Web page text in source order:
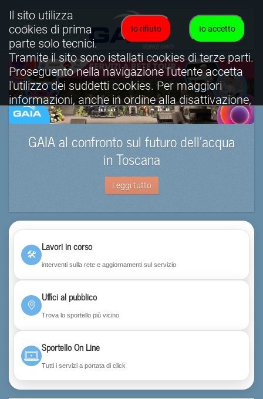
GAIA al confronto sul futuro dell’acqua
in Toscana
Leggi tutto
🛠
Lavori in corso
interventi sulla rete e aggiornamenti sul servizio
Uffici al pubblico
Trova lo sportello più vicino
Sportello On Line
Tutti i servizi a portata di click
Io accetto
Io rifiuto
Il sito utilizza
cookies di prima
parte solo tecnici.
Tramite il sito sono istallati cookies di terze parti.
Proseguento nella navigazione l'utente accetta
l'utilizzo dei suddetti cookies. Per maggiori
informazioni, anche in ordine alla disattivazione,
è possibile consultare l'informativa cookies
completa.
Visualizza informativa completa.